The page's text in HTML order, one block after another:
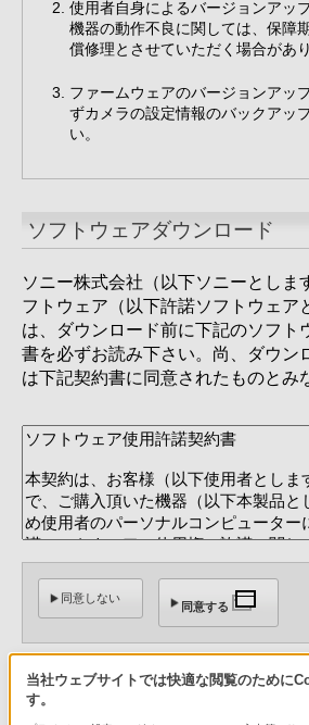
使用者自身によるバージョンアッ
機器の動作不良に関しては、保障
償修理とさせていただく場合があり
ファームウェアのバージョンアッ
ずカメラの設定情報のバックアッ
い。
ソフトウェアダウンロード
ソニー株式会社（以下ソニーとしま
フトウェア（以下許諾ソフトウェア
は、ダウンロード前に下記のソフト
書を必ずお読み下さい。尚、ダウン
は下記契約書に同意されたものとみ
同意しない
同意する
当社ウェブサイトでは快適な閲覧のために
す。